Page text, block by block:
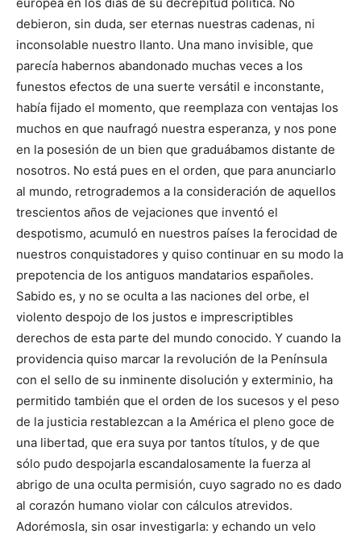
debieron, sin duda, ser eternas nuestras cadenas, ni
inconsolable nuestro llanto. Una mano invisible, que
parecía habernos abandonado muchas veces a los
funestos efectos de una suerte versátil e inconstante,
había fijado el momento, que reemplaza con ventajas los
muchos en que naufragó nuestra esperanza, y nos pone
en la posesión de un bien que graduábamos distante de
nosotros. No está pues en el orden, que para anunciarlo
al mundo, retrogrademos a la consideración de aquellos
trescientos años de vejaciones que inventó el
despotismo, acumuló en nuestros países la ferocidad de
nuestros conquistadores y quiso continuar en su modo la
prepotencia de los antiguos mandatarios españoles.
Sabido es, y no se oculta a las naciones del orbe, el
violento despojo de los justos e imprescriptibles
derechos de esta parte del mundo conocido. Y cuando la
providencia quiso marcar la revolución de la Península
con el sello de su inminente disolución y exterminio, ha
permitido también que el orden de los sucesos y el peso
de la justicia restablezcan a la América el pleno goce de
una libertad, que era suya por tantos títulos, y de que
sólo pudo despojarla escandalosamente la fuerza al
abrigo de una oculta permisión, cuyo sagrado no es dado
al corazón humano violar con cálculos atrevidos.
Adorémosla, sin osar investigarla: y echando un velo